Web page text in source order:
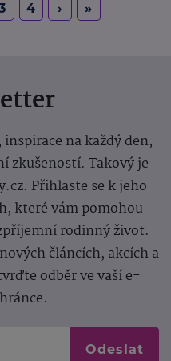
4 › »
na každý den,
zkušeností. Takový je
Přihlaste se k jeho
které vám pomohou
rodinný život.
článcích, akcích a
odběr ve vaší e-
Odeslat